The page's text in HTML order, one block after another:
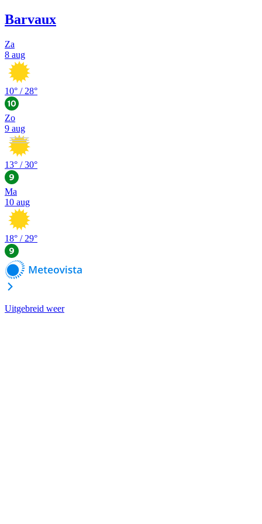
Barvaux
Za
8 aug
10° / 28°
Zo
9 aug
13° /30°
Ma
10 aug
18° / 29°
Uitgebreid weer